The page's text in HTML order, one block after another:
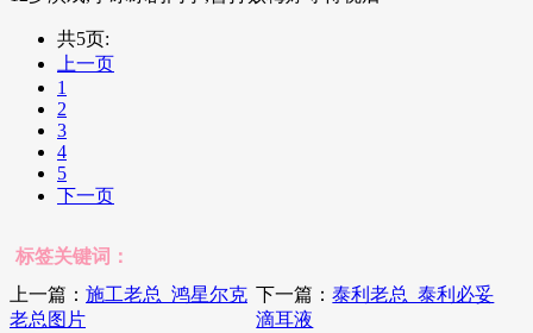
共5页:
上一页
1
2
3
4
5
下一页
标签关键词：
上一篇： 施工老总_鸿星尔克
老总图片
下一篇：泰利老总_泰利必妥
滴耳液